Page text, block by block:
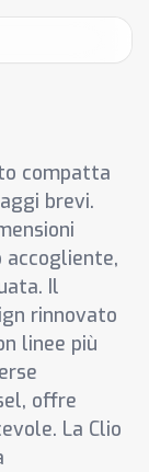
compatta
brevi.
accogliente,
Il
rinnovato
linee più
offre
La Clio